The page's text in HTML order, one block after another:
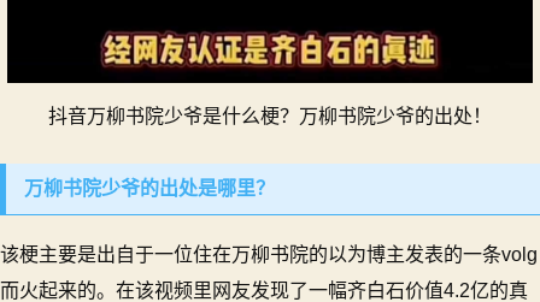
抖音万柳书院少爷是什么梗？万柳书院少爷的出处！
万柳书院少爷的出处是哪里？
该梗主要是出自于一位住在万柳书院的以为博主发表的一条volg
而火起来的。在该视频里网友发现了一幅齐白石价值4.2亿的真